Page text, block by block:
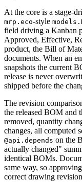
At the core is a stage-
mrp.eco-style
field driving a Kanban
Approved, Effective,
product, the Bill of
documents. When an
snapshots the current
release is never
shipped before the
The revision
the released BOM and
removed, quantity
changes, all computed
@api.depends on the
actually changed"
identical BOMs.
same way, so
correct drawing